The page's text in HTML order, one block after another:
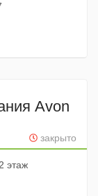
Avon
закрыто
этаж